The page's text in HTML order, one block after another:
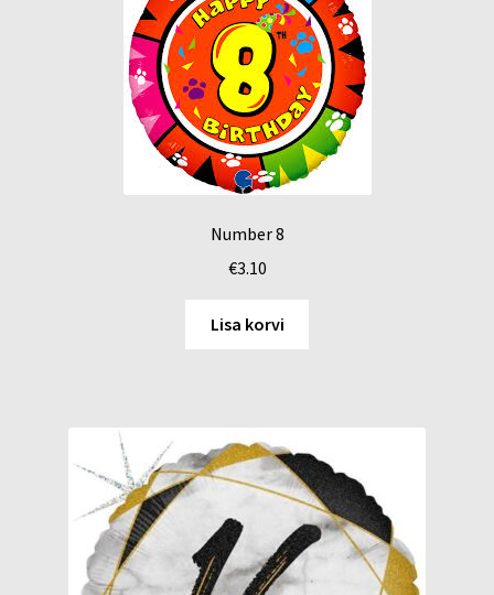
Number 8
€3.10
Lisa korvi